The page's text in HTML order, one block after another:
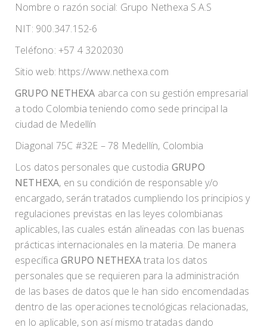
Nombre o razón social: Grupo Nethexa S.A.S
NIT: 900.347.152-6
Teléfono: +57 4 3202030
Sitio web: https://www.nethexa.com
GRUPO NETHEXA abarca con su gestión empresarial
a todo Colombia teniendo como sede principal la
ciudad de Medellín
Diagonal 75C #32E – 78 Medellín, Colombia
Los datos personales que custodia GRUPO
NETHEXA, en su condición de responsable y/o
encargado, serán tratados cumpliendo los principios y
regulaciones previstas en las leyes colombianas
aplicables, las cuales están alineadas con las buenas
prácticas internacionales en la materia. De manera
específica GRUPO NETHEXAtrata los datos
personales que se requieren para la administración
de las bases de datos que le han sido encomendadas
dentro de las operaciones tecnológicas relacionadas,
en lo aplicable, son así mismo tratadas dando